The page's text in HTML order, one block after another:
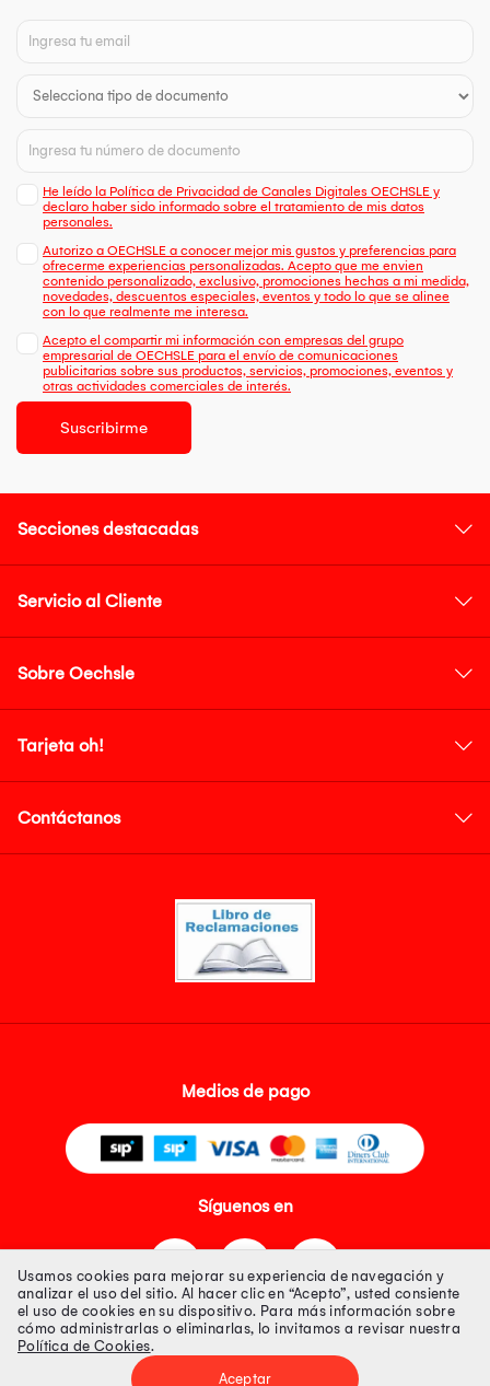
He leído la Política de Privacidad de Canales Digitales OECHSLE y
declaro haber sido informado sobre el tratamiento de mis datos
personales.
Autorizo a OECHSLE a conocer mejor mis gustos y preferencias para
ofrecerme experiencias personalizadas. Acepto que me envien
contenido personalizado, exclusivo, promociones hechas a mi medida,
novedades, descuentos especiales, eventos y todo lo que se alinee
con lo que realmente me interesa.
Acepto el compartir mi información con empresas del grupo
empresarial de OECHSLE para el envío de comunicaciones
publicitarias sobre sus productos, servicios, promociones, eventos y
otras actividades comerciales de interés.
Suscribirme
Secciones destacadas
Servicio al Cliente
Sobre Oechsle
Tarjeta oh!
Contáctanos
Medios de pago
Síguenos en
Tienda 100% Segura
Usamos cookies para mejorar su experiencia de navegación y
analizar el uso del sitio. Al hacer clic en “Acepto”, usted consiente
el uso de cookies en su dispositivo. Para más información sobre
cómo administrarlas o eliminarlas, lo invitamos a revisar nuestra
Política de Cookies.
Aceptar